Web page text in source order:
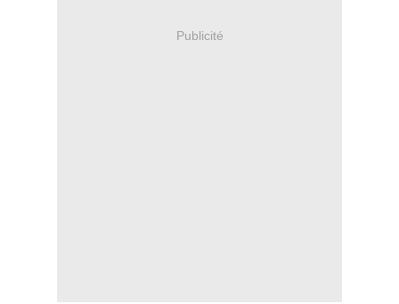
Publicité